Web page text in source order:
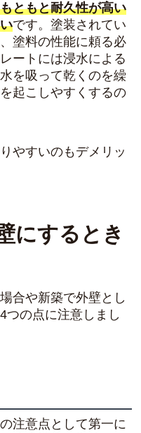
ともと耐久性が高い
です。塗装されてい
塗料の性能に頼る必
ートには浸水による
を吸って乾くのを繰
起こしやすくするの
やすいのもデメリッ
にするとき
合や新築で外壁とし
つの点に注意しまし
注意点として第一に